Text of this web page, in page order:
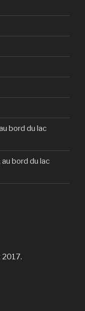
bord du lac
bord du lac
2017.